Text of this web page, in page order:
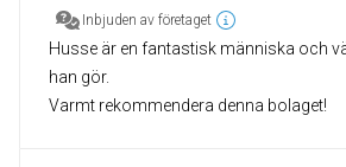
Inbjuden av företaget
Husse är en fantastisk människa och
han gör.
Varmt rekommendera denna bolaget!